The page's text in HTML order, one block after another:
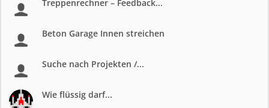
Treppenrechner – Feedback...
Beton Garage Innen streichen
Suche nach Projekten /...
Wie flüssig darf...